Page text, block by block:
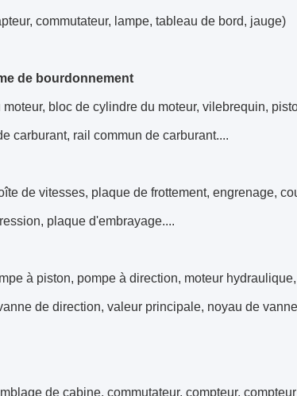
commutateur, lampe, tableau de bord, jauge)
de bourdonnement
bloc de cylindre du moteur, vilebrequin,
carburant, rail commun de carburant....
de vitesses, plaque de frottement, engrenage,
plaque d'embrayage....
à piston, pompe à direction, moteur
de direction, valeur principale, noyau de
de cabine, commutateur, compteur,